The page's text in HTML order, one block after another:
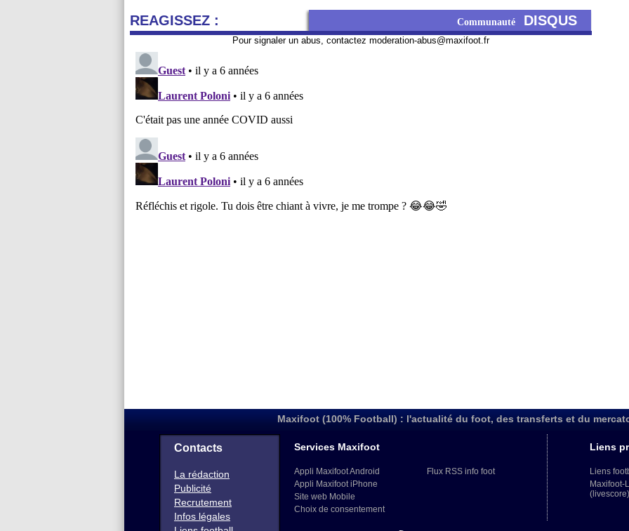
REAGISSEZ : Communauté DISQUS
Pour signaler un abus, contactez moderation-abus@maxifoot.fr
Maxifoot (100% Football) : l'actualité du foot, des transferts et du
Contacts
La rédaction
Publicité
Recrutement
Infos légales
Services Maxifoot
Appli Maxifoot Android
Appli Maxifoot iPhone
Site web Mobile
Choix de consentement
Flux RSS info foot
Liens
Liens
Maxifoot-
(livescore)